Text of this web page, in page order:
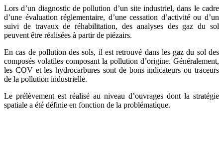
Lors d’un diagnostic de pollution d’un site industriel, dans le cadre
d’une évaluation réglementaire, d’une cessation d’activité ou d’un
suivi de travaux de réhabilitation, des analyses des gaz du sol
peuvent être réalisées à partir de piézairs.
En cas de pollution des sols, il est retrouvé dans les gaz du sol des
composés volatiles composant la pollution d’origine. Généralement,
les COV et les hydrocarbures sont de bons indicateurs ou traceurs
de la pollution industrielle.
Le prélèvement est réalisé au niveau d’ouvrages dont la stratégie
spatiale a été définie en fonction de la problématique.